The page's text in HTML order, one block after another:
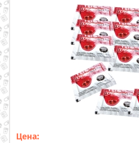
Цена: